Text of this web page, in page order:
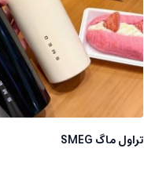
تراول ماگ SMEG